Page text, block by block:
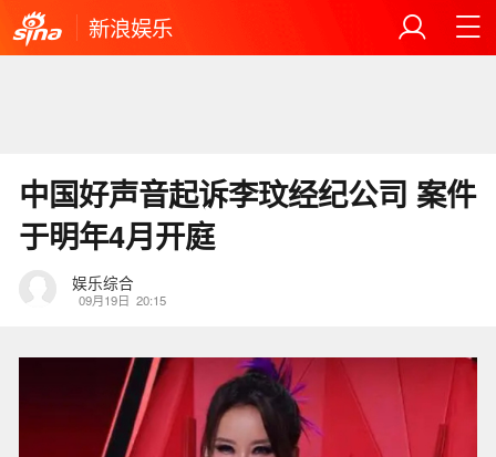
新浪娱乐
中国好声音起诉李玟经纪公司 案件
于明年4月开庭
娱乐综合
09月19日 20:15